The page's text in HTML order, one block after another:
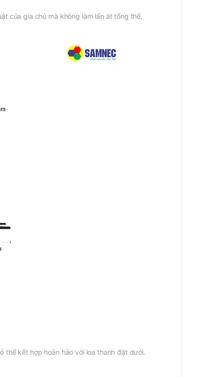
của gia chủ mà không làm lấn át tổng thể.
thể kết hợp hoàn hảo với loa thanh đặt dưới.